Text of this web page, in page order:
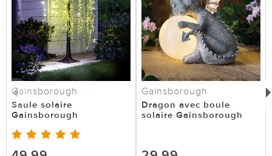
Gainsborough
Saule solaire
Gainsborough
Gainsborough
Dragon avec boule
solaire Gainsborough